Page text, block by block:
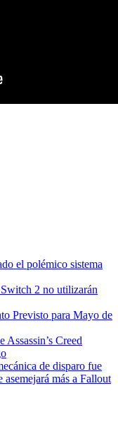
el polémico sistema
2 no utilizarán
Previsto para Mayo de
Assassin’s Creed
de disparo fue
más a Fallout